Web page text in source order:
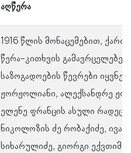
აღწერა
1916 წლის მონაცემებით,
წერა-კითხვის
საზოგადოების წევრები
ჟორჟოლიანი, ალექსანდრე
ელენე ფრანცის ასული
ნიკოლოზის ძე რობაქიძე,
სიხარულიძე, გიორგი